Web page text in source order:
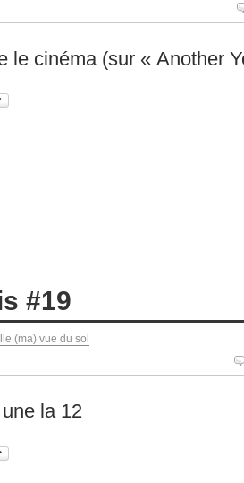
le cinéma (sur « Another
#19
(ma) vue du sol
la 12